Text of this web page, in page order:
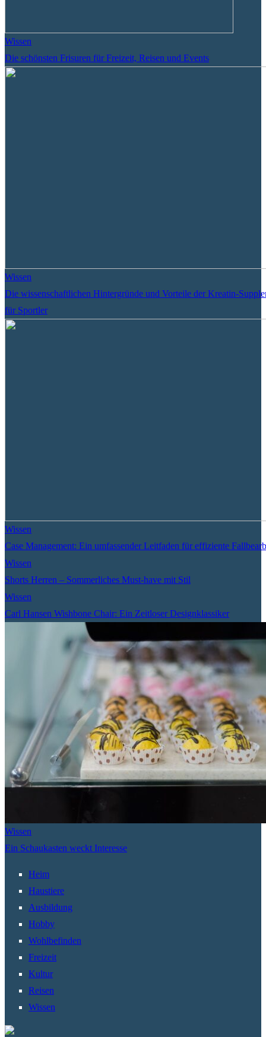
Wissen
Die schönsten Frisuren für Freizeit, Reisen und Events
Wissen
Die wissenschaftlichen Hintergründe und Vorteile der Kreatin-
für Sportler
Wissen
Case Management: Ein umfassender Leitfaden für effiziente
Wissen
Shorts Herren – Sommerliches Must-have mit Stil
Wissen
Carl Hansen Wishbone Chair: Ein Zeitloser Designklassiker
Wissen
Ein Schaukasten weckt Interesse
Heim
Haustiere
Ausbildung
Hobby
Wohlbefinden
Freizeit
Kultur
Reisen
Wissen